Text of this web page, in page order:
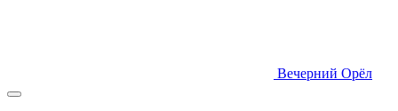
Вечерний Орёл